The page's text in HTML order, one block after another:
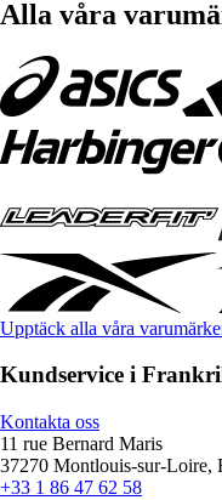
Alla våra
Upptäck alla våra
Kundservice i
Kontakta oss
11 rue Bernard Maris
37270 Montlouis-sur-Loire,
+33 1 86 47 62 58